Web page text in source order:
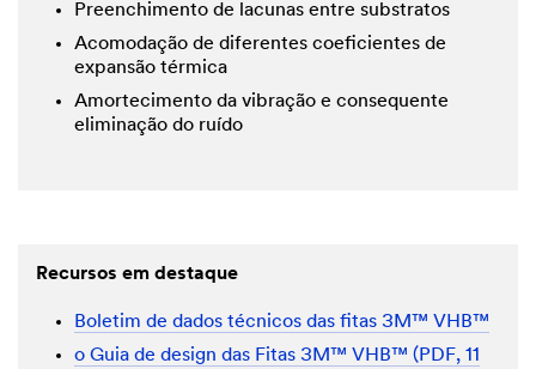
Preenchimento de lacunas entre substratos
Acomodação de diferentes coeficientes de
expansão térmica
Amortecimento da vibração e consequente
eliminação do ruído
Recursos em destaque
Boletim de dados técnicos das fitas 3M™ VHB™
o Guia de design das Fitas 3M™ VHB™ (PDF, 11